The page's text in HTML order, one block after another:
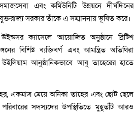
এবং কমিউনিটি উন্নয়নে দীর্ঘদিনের
সরকার তাঁকে এ সম্মাননায় ভূষিত করে।
ক্যাসেলে আয়োজিত অনুষ্ঠানে ব্রিটিশ
বিশিষ্ট ব্যক্তিবর্গ এবং আমন্ত্রিত অতিথিরা
উইলিয়াম আনুষ্ঠানিকভাবে আবু তাহেরের হাতে
একমাত্র মেয়ে অনিকা তাহের এবং ছোট ছেলে
সদস্যদের উপস্থিতিতে মুহূর্তটি আরও